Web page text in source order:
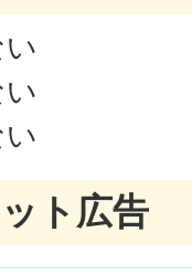
ト広告